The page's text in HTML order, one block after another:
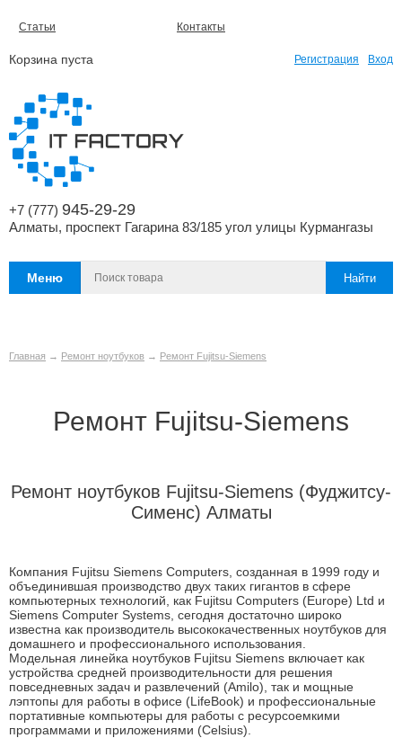
Статьи Контакты
Корзина пуста Регистрация Вход
+7 (777) 945-29-29
Алматы, проспект Гагарина 83/185 угол улицы Курмангазы
Меню
Главная → Ремонт ноутбуков → Ремонт Fujitsu-Siemens
Ремонт Fujitsu-Siemens
Ремонт ноутбуков Fujitsu-Siemens (Фуджитсу-
Сименс) Алматы
Компания Fujitsu Siemens Computers, созданная в 1999 году и
объединившая производство двух таких гигантов в сфере
компьютерных технологий, как Fujitsu Computers (Europe) Ltd и
Siemens Computer Systems, сегодня достаточно широко
известна как производитель высококачественных ноутбуков для
домашнего и профессионального использования.
Модельная линейка ноутбуков Fujitsu Siemens включает как
устройства средней производительности для решения
повседневных задач и развлечений (Amilo), так и мощные
лэптопы для работы в офисе (LifeBook) и профессиональные
портативные компьютеры для работы с ресурсоемкими
программами и приложениями (Celsius).